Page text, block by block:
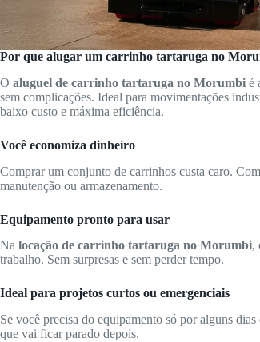
Por que alugar um carrinho tartaruga no
O aluguel de carrinho tartaruga no Morumbi é
sem complicações. Ideal para movimentações
baixo custo e máxima eficiência.
Você economiza dinheiro
Comprar um conjunto de carrinhos custa caro.
manutenção ou armazenamento.
Equipamento pronto para usar
Na locação de carrinho tartaruga no Morumbi,
trabalho. Sem surpresas e sem perder tempo.
Ideal para projetos curtos ou emergenciais
Se você precisa do equipamento só por alguns
que vai ficar parado depois.